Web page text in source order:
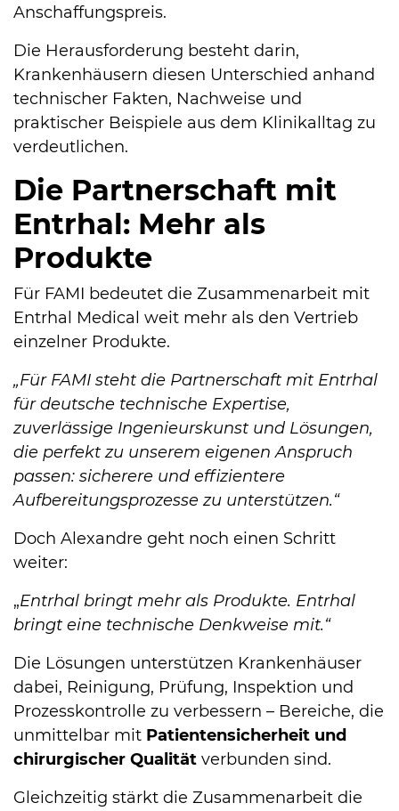
Anschaffungspreis.
Die Herausforderung besteht darin,
Krankenhäusern diesen Unterschied anhand
technischer Fakten, Nachweise und
praktischer Beispiele aus dem Klinikalltag zu
verdeutlichen.
Die Partnerschaft mit
Entrhal: Mehr als
Produkte
Für FAMI bedeutet die Zusammenarbeit mit
Entrhal Medical weit mehr als den Vertrieb
einzelner Produkte.
„Für FAMI steht die Partnerschaft mit Entrhal
für deutsche technische Expertise,
zuverlässige Ingenieurskunst und Lösungen,
die perfekt zu unserem eigenen Anspruch
passen: sicherere und effizientere
Aufbereitungsprozesse zu unterstützen.“
Doch Alexandre geht noch einen Schritt
weiter:
„Entrhal bringt mehr als Produkte. Entrhal
bringt eine technische Denkweise mit.“
Die Lösungen unterstützen Krankenhäuser
dabei, Reinigung, Prüfung, Inspektion und
Prozesskontrolle zu verbessern – Bereiche, die
unmittelbar mit Patientensicherheit und
chirurgischer Qualität verbunden sind.
Gleichzeitig stärkt die Zusammenarbeit die